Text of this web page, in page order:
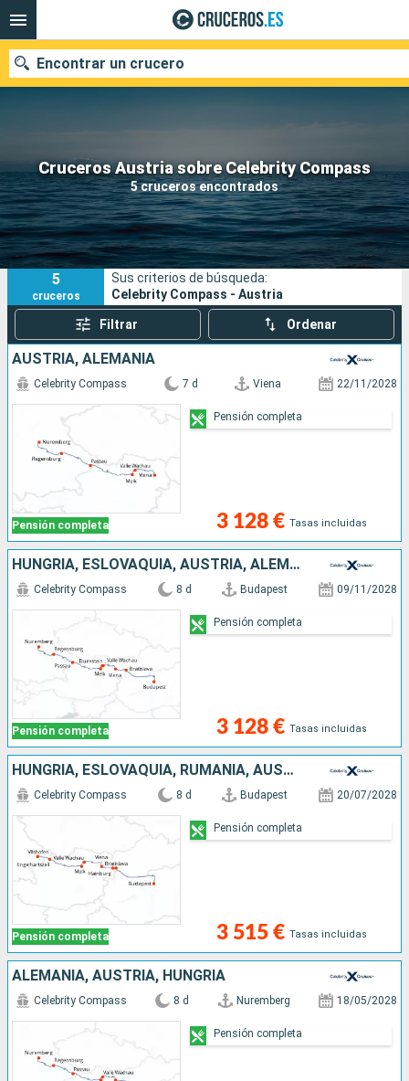
Cruceros Austria sobre Celebrity Compass
5 cruceros encontrados
Encontrar un crucero
Nuestros destinos
Fecha de salida
Puertos Compañías
Buscar
5
cruceros
Sus criterios de búsqueda:
Celebrity Compass - Austria
Filtrar Ordenar
AUSTRIA, ALEMANIA
Pensión completa
Celebrity Compass 7 d Viena 22/11/2028
3 128 € Tasas incluidas
Pensión completa
HUNGRÍA, ESLOVAQUIA, AUSTRIA, ALEMANIA
Pensión completa
Celebrity Compass 8 d Budapest 09/11/2028
3 128 € Tasas incluidas
Pensión completa
HUNGRÍA, ESLOVAQUIA, RUMANIA, AUSTRIA, ALEMANIA
Pensión completa
Celebrity Compass 8 d Budapest 20/07/2028
3 515 € Tasas incluidas
Pensión completa
ALEMANIA, AUSTRIA, HUNGRÍA
Celebrity Compass 8 d Nuremberg 18/05/2028
Pensión completa